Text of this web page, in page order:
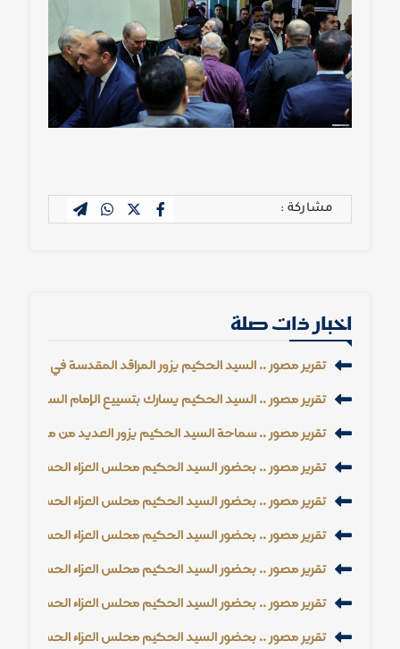
مشاركة :
اخبار ذات صلة
تقرير مصور .. السيد الحكيم يزور المراقد المقدسة في النجف
تقرير مصور .. السيد الحكيم يشارك بتشييع الإمام الشهيد
تقرير مصور .. سماحة السيد الحكيم يزور العديد من مجالس
تقرير مصور .. بحضور السيد الحكيم مجلس العزاء الحسيني السنوي 1448 هـ -
تقرير مصور .. بحضور السيد الحكيم مجلس العزاء الحسيني السنوي 1448 هـ -
تقرير مصور .. بحضور السيد الحكيم مجلس العزاء الحسيني السنوي 1448 هـ -
تقرير مصور .. بحضور السيد الحكيم مجلس العزاء الحسيني السنوي 1448 هـ -
تقرير مصور .. بحضور السيد الحكيم مجلس العزاء الحسيني السنوي 1448 هـ -
تقرير مصور .. بحضور السيد الحكيم مجلس العزاء الحسيني السنوي 1448 هـ -